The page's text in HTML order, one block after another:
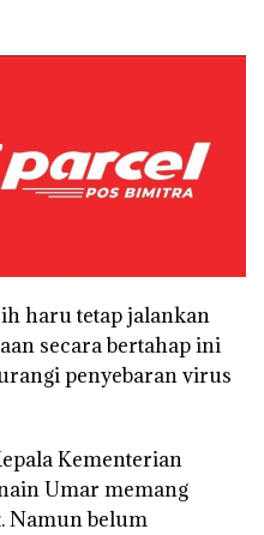
haru tetap jalankan
secara bertahap ini
penyebaran virus
Kementerian
Umar memang
Namun belum